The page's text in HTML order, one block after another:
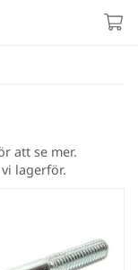
att se mer.
lagerför.